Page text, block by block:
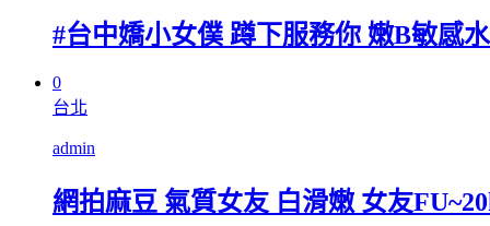
#台中嬌小女僕 蹲下服務你 嫩B敏感
0
台北
admin
網拍麻豆 氣質女友 白滑嫩 女友